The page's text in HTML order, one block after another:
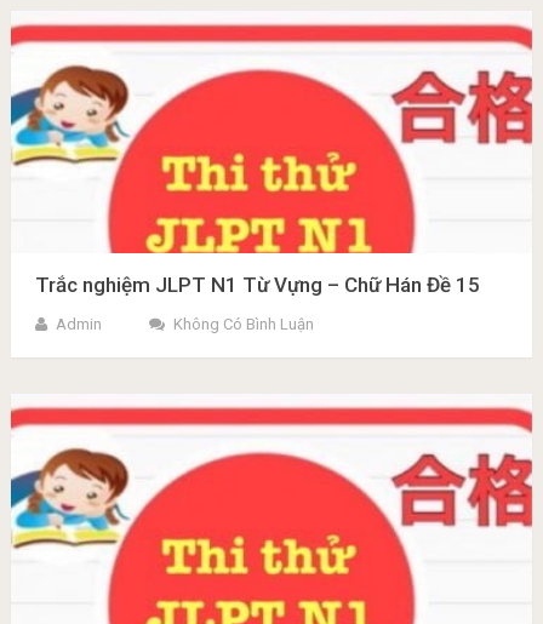
Trắc nghiệm JLPT N1 Từ Vựng – Chữ Hán Đề 15
Admin Không Có Bình Luận